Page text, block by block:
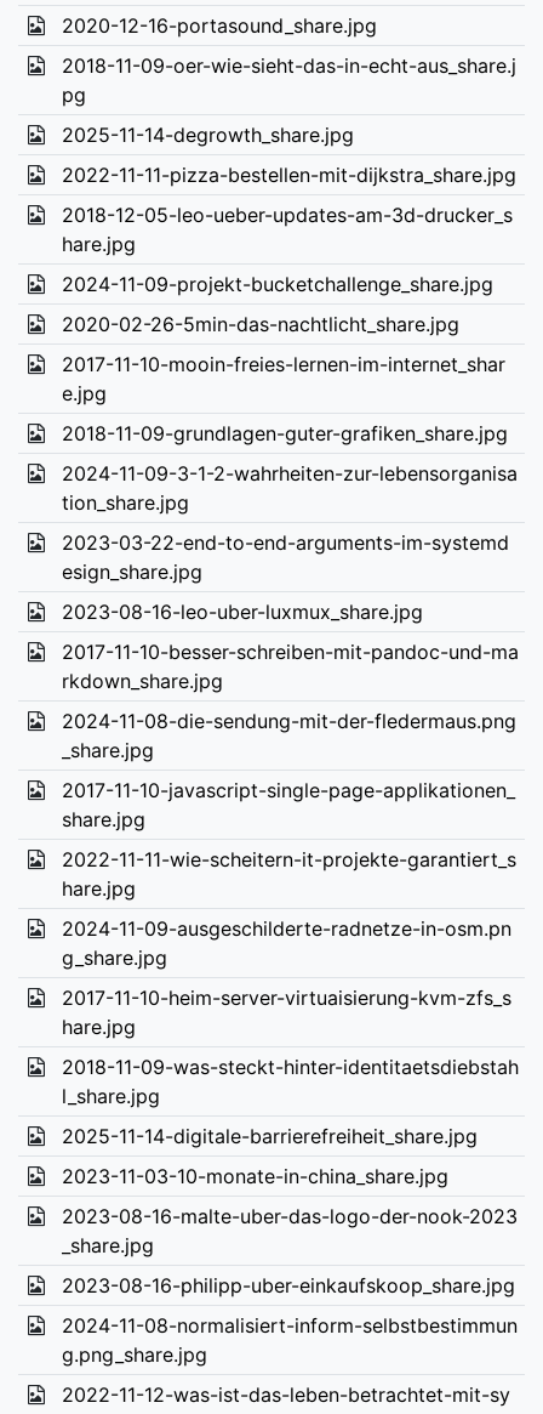
2020-12-16-portasound_share.jpg
2018-11-09-oer-wie-sieht-das-in-echt-aus_share.j
pg
2025-11-14-degrowth_share.jpg
2022-11-11-pizza-bestellen-mit-dijkstra_share.jpg
2018-12-05-leo-ueber-updates-am-3d-drucker_s
hare.jpg
2024-11-09-projekt-bucketchallenge_share.jpg
2020-02-26-5min-das-nachtlicht_share.jpg
2017-11-10-mooin-freies-lernen-im-internet_shar
e.jpg
2018-11-09-grundlagen-guter-grafiken_share.jpg
2024-11-09-3-1-2-wahrheiten-zur-lebensorganisa
tion_share.jpg
2023-03-22-end-to-end-arguments-im-systemd
esign_share.jpg
2023-08-16-leo-uber-luxmux_share.jpg
2017-11-10-besser-schreiben-mit-pandoc-und-ma
rkdown_share.jpg
2024-11-08-die-sendung-mit-der-fledermaus.png
_share.jpg
2017-11-10-javascript-single-page-applikationen_
share.jpg
2022-11-11-wie-scheitern-it-projekte-garantiert_s
hare.jpg
2024-11-09-ausgeschilderte-radnetze-in-osm.pn
g_share.jpg
2017-11-10-heim-server-virtuaisierung-kvm-zfs_s
hare.jpg
2018-11-09-was-steckt-hinter-identitaetsdiebstah
l_share.jpg
2025-11-14-digitale-barrierefreiheit_share.jpg
2023-11-03-10-monate-in-china_share.jpg
2023-08-16-malte-uber-das-logo-der-nook-2023
_share.jpg
2023-08-16-philipp-uber-einkaufskoop_share.jpg
2024-11-08-normalisiert-inform-selbstbestimmun
g.png_share.jpg
2022-11-12-was-ist-das-leben-betrachtet-mit-sy